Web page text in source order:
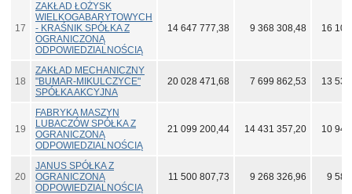
17
ZAKŁAD ŁOŻYSK
WIELKOGABARYTOWYCH
- KRAŚNIK SPÓŁKA Z
OGRANICZONĄ
ODPOWIEDZIALNOŚCIĄ
14 647 777,38 9 368 308,48 16
18
ZAKŁAD MECHANICZNY
"BUMAR-MIKULCZYCE"
SPÓŁKA AKCYJNA
20 028 471,68 7 699 862,53 13
19
FABRYKA MASZYN
LUBACZÓW SPÓŁKA Z
OGRANICZONĄ
ODPOWIEDZIALNOŚCIĄ
21 099 200,44 14 431 357,20 10
20
JANUS SPÓŁKA Z
OGRANICZONĄ
ODPOWIEDZIALNOŚCIĄ
11 500 807,73 9 268 326,96 9